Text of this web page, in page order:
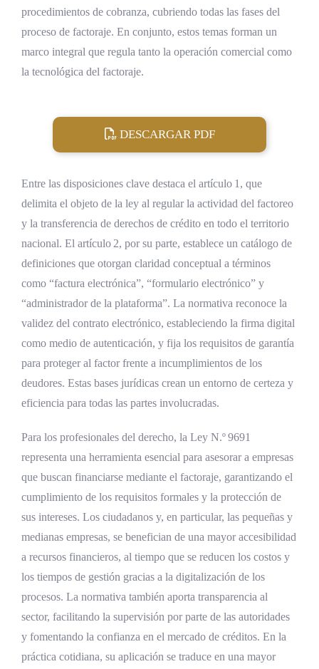
procedimientos de cobranza, cubriendo todas las fases del
proceso de factoraje. En conjunto, estos temas forman un
marco integral que regula tanto la operación comercial como
la tecnológica del factoraje.
DESCARGAR PDF
Entre las disposiciones clave destaca el artículo 1, que
delimita el objeto de la ley al regular la actividad del factoreo
y la transferencia de derechos de crédito en todo el territorio
nacional. El artículo 2, por su parte, establece un catálogo de
definiciones que otorgan claridad conceptual a términos
como “factura electrónica”, “formulario electrónico” y
“administrador de la plataforma”. La normativa reconoce la
validez del contrato electrónico, estableciendo la firma digital
como medio de autenticación, y fija los requisitos de garantía
para proteger al factor frente a incumplimientos de los
deudores. Estas bases jurídicas crean un entorno de certeza y
eficiencia para todas las partes involucradas.
Para los profesionales del derecho, la Ley N.º 9691
representa una herramienta esencial para asesorar a empresas
que buscan financiarse mediante el factoraje, garantizando el
cumplimiento de los requisitos formales y la protección de
sus intereses. Los ciudadanos y, en particular, las pequeñas y
medianas empresas, se benefician de una mayor accesibilidad
a recursos financieros, al tiempo que se reducen los costos y
los tiempos de gestión gracias a la digitalización de los
procesos. La normativa también aporta transparencia al
sector, facilitando la supervisión por parte de las autoridades
y fomentando la confianza en el mercado de créditos. En la
práctica cotidiana, su aplicación se traduce en una mayor